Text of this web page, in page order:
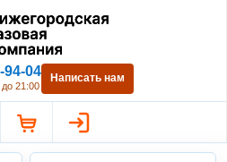
Нижегородская Газовая
94-04
21:00
Написать нам